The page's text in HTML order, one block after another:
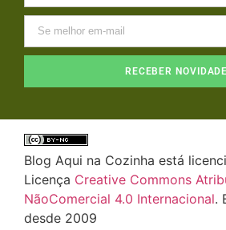
RECEBER
Blog Aqui na Cozinha está
Licença Creative Commons
NãoComercial 4.0 Internacional.
desde 2009